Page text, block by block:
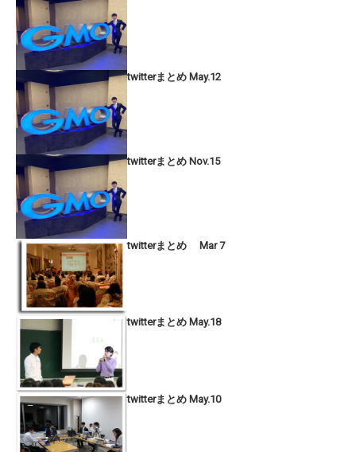
twitterまとめ May.12
twitterまとめ Nov.15
twitterまとめ Mar 7
twitterまとめ May.18
twitterまとめ May.10